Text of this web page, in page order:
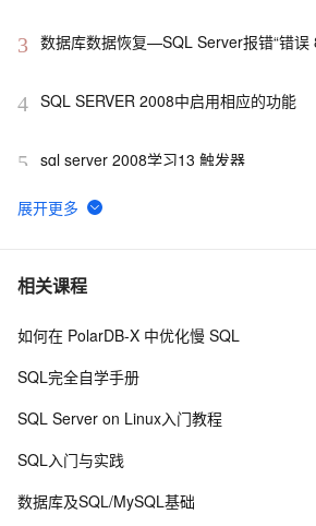
3 数据库数据恢复—SQL Server报错“错误
4 SQL SERVER 2008中启用相应的功能
5 sql server 2008学习13 触发器
6
初涉SQL Server性能问题（4/4）：列出
7 Entity Framework6使用SQL Server
8 SQL Server页中行物理存储
10SQL SERVER 2008中用C#定义压缩与解
相关课程
如何在 PolarDB-X 中优化慢 SQL
SQL完全自学手册
SQL Server on Linux入门教程
SQL入门与实践
数据库及SQL/MySQL基础